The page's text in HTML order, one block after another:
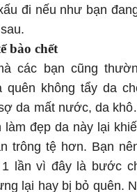
đi nếu như bạn
bào chết
các bạn cũng
quên không tẩy da
da mất nước, da
làm đẹp da này lại
trông tệ hơn. Bạn
lần vì đây là bước
lại hay bị bỏ quên.